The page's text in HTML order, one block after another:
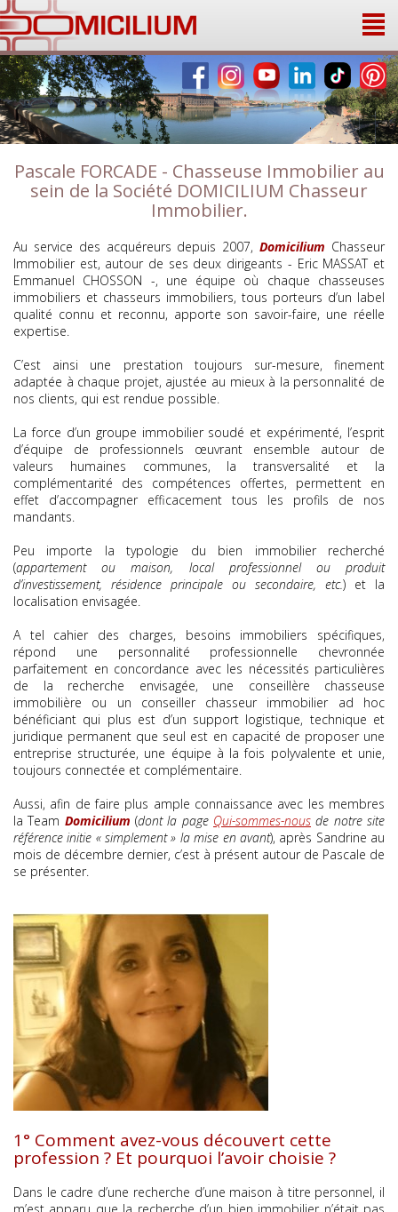
Pascale FORCADE - Chasseuse Immobilier au
sein de la Société DOMICILIUM Chasseur
Immobilier.
Au service des acquéreurs depuis 2007,Domicilium Chasseur
Immobilier est, autour de ses deux dirigeants - Eric MASSAT et
Emmanuel CHOSSON -, une équipe où chaque chasseuses
immobiliers et chasseurs immobiliers, tous porteurs d’un label
qualité connu et reconnu, apporte son savoir-faire, une réelle
expertise.
C’est ainsi une prestation toujours sur-mesure, finement
adaptée à chaque projet, ajustée au mieux à la personnalité de
nos clients, qui est rendue possible.
La force d’un groupe immobilier soudé et expérimenté, l’esprit
d’équipe de professionnels œuvrant ensemble autour de
valeurs humaines communes, la transversalité et la
complémentarité des compétences offertes, permettent en
effet d’accompagner efficacement tous les profils de nos
mandants.
Peu importe la typologie du bien immobilier recherché
(appartement ou maison, local professionnel ou produit
d’investissement, résidence principale ou secondaire, etc.) et la
localisation envisagée.
A tel cahier des charges, besoins immobiliers spécifiques,
répond une personnalité professionnelle chevronnée
parfaitement en concordance avec les nécessités particulières
de la recherche envisagée, une conseillère chasseuse
immobilière ou un conseiller chasseur immobilier ad hoc
bénéficiant qui plus est d’un support logistique, technique et
juridique permanent que seul est en capacité de proposer une
entreprise structurée, une équipe à la fois polyvalente et unie,
toujours connectée et complémentaire.
Aussi, afin de faire plus ample connaissance avec les membres
la Team Domicilium (dont la page Qui-sommes-nous de notre site
référence initie « simplement » la mise en avant), après Sandrine au
mois de décembre dernier, c’est à présent autour de Pascale de
se présenter.
1° Comment avez-vous découvert cette
profession ? Et pourquoi l’avoir choisie ?
Dans le cadre d’une recherche d’une maison à titre personnel, il
Panneau de gestion des cookies